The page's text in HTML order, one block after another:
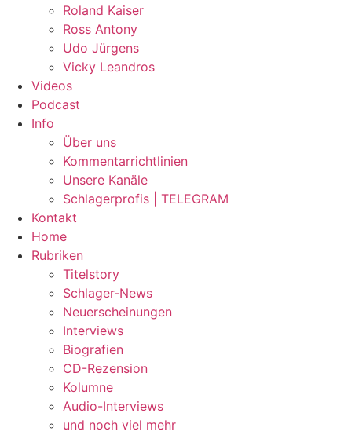
Roland Kaiser
Ross Antony
Udo Jürgens
Vicky Leandros
Videos
Podcast
Info
Über uns
Kommentarrichtlinien
Unsere Kanäle
Schlagerprofis | TELEGRAM
Kontakt
Home
Rubriken
Titelstory
Schlager-News
Neuerscheinungen
Interviews
Biografien
CD-Rezension
Kolumne
Audio-Interviews
und noch viel mehr